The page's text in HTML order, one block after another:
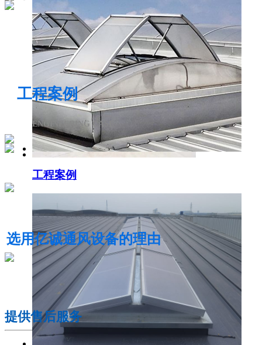
侧开型排烟天窗
电动采光排烟天窗
工程案例
工程案例
ENGINEERING CASE
选用亿诚通风设备的理由
提供售后服务